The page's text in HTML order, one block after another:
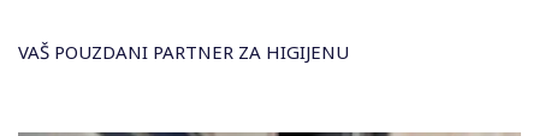
VAŠ POUZDANI PARTNER ZA HIGIJENU